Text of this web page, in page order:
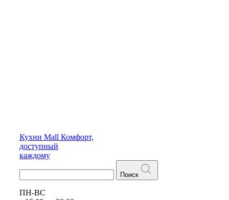
Кухни Mall Комфорт,
доступный
каждому
Поиск
ПН-ВС